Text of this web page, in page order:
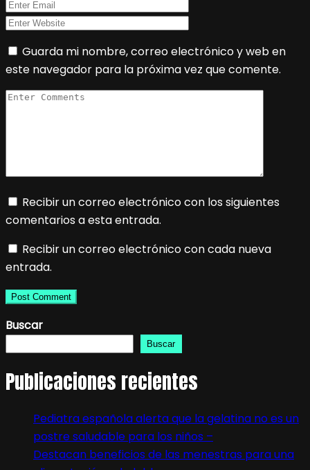
Guarda mi nombre, correo electrónico y web en
este navegador para la próxima vez que comente.
Recibir un correo electrónico con los siguientes
comentarios a esta entrada.
Recibir un correo electrónico con cada nueva
entrada.
Buscar
Buscar
Publicaciones recientes
Pediatra española alerta que la gelatina no es un
postre saludable para los niños –
Destacan beneficios de las menestras para una